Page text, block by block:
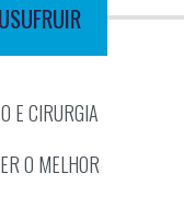
E CIRURGIA
O MELHOR